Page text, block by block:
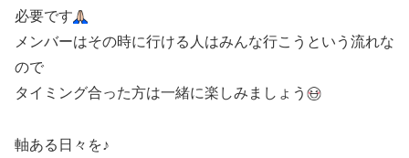
必要です
メンバーはその時に行ける人はみんな行こうという流れな
ので
タイミング合った方は一緒に楽しみましょう
軸ある日々を♪